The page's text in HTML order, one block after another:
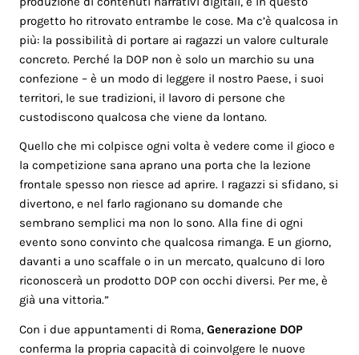
progetto ho ritrovato entrambe le cose. Ma c’è qualcosa in
più: la possibilità di portare ai ragazzi un valore culturale
concreto. Perché la DOP non è solo un marchio su una
confezione – è un modo di leggere il nostro Paese, i suoi
territori, le sue tradizioni, il lavoro di persone che
custodiscono qualcosa che viene da lontano.
Quello che mi colpisce ogni volta è vedere come il gioco e
la competizione sana aprano una porta che la lezione
frontale spesso non riesce ad aprire. I ragazzi si sfidano, si
divertono, e nel farlo ragionano su domande che
sembrano semplici ma non lo sono. Alla fine di ogni
evento sono convinto che qualcosa rimanga. E un giorno,
davanti a uno scaffale o in un mercato, qualcuno di loro
riconoscerà un prodotto DOP con occhi diversi. Per me, è
già una vittoria.”
Con i due appuntamenti di Roma,Generazione DOP
conferma la propria capacità di coinvolgere le nuove